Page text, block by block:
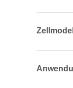
Zellmodell